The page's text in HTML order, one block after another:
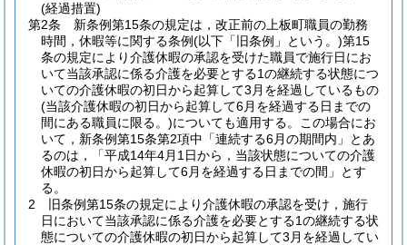
(経過措置)
第2条
新条例第15条の規定は，改正前の上板町職員の勤務
時間，休暇等に関する条例(以下「旧条例」という。)第15
条の規定により介護休暇の承認を受けた職員で施行日にお
いて当該承認に係る介護を必要とする1の継続する状態につ
いての介護休暇の初日から起算して3月を経過しているもの
(当該介護休暇の初日から起算して6月を経過する日までの
間にある職員に限る。)についても適用する。
この場合にお
いて，新条例第15条第2項中「連続する6月の期間内」とあ
るのは，「平成14年4月1日から，当該状態についての介護
休暇の初日から起算して6月を経過する日までの間」とす
る。
2
旧条例第15条の規定により介護休暇の承認を受け，施行
日において当該承認に係る介護を必要とする1の継続する状
態についての介護休暇の初日から起算して3月を経過してい